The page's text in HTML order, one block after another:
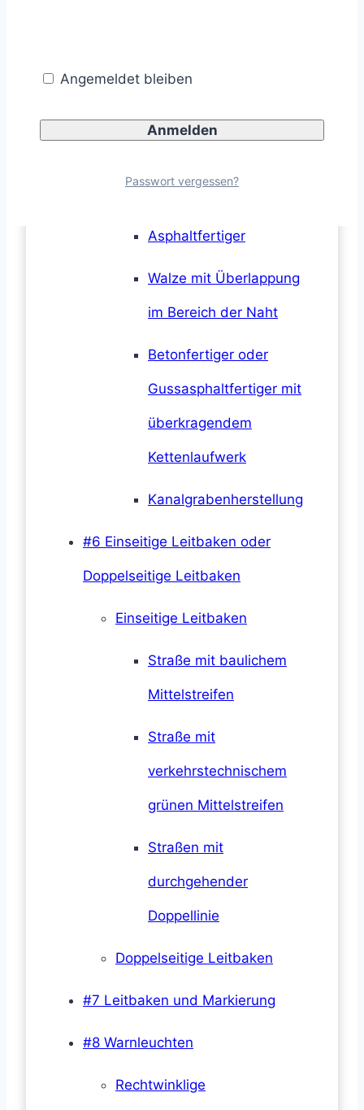
Fräse mit
herauslehnendem Fahrer
Asphaltfertiger
Walze mit Überlappung
im Bereich der Naht
Betonfertiger oder
Gussasphaltfertiger mit
überkragendem
Kettenlaufwerk
Kanalgrabenherstellung
#6 Einseitige Leitbaken oder
Doppelseitige Leitbaken
Einseitige Leitbaken
Straße mit baulichem
Mittelstreifen
Straße mit
verkehrstechnischem
grünen Mittelstreifen
Straßen mit
durchgehender
Doppellinie
Doppelseitige Leitbaken
#7 Leitbaken und Markierung
#8 Warnleuchten
Rechtwinklige
Angemeldet bleiben
Passwort vergessen?